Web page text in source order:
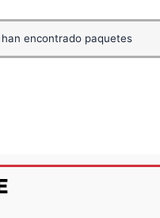
han encontrado paquetes